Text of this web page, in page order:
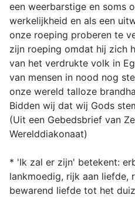
een weerbarstige en soms
werkelijkheid en als een
onze roeping proberen te
zijn roeping omdat hij zich
van het verdrukte volk in
van mensen in nood nog
onze wereld talloze
Bidden wij dat wij Gods
(Uit een Gebedsbrief van
Werelddiakonaat)
* 'Ik zal er zijn' betekent:
lankmoedig, rijk aan liefde,
bewarend liefde tot het